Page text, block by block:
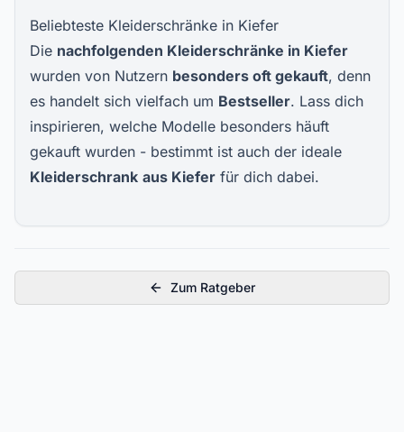
Beliebteste Kleiderschränke in Kiefer
Die nachfolgenden Kleiderschränke in Kiefer
wurden von Nutzern besonders oft gekauft, denn
es handelt sich vielfach um Bestseller. Lass dich
inspirieren, welche Modelle besonders häuft
gekauft wurden - bestimmt ist auch der ideale
Kleiderschrank aus Kiefer für dich dabei.
Zum Ratgeber